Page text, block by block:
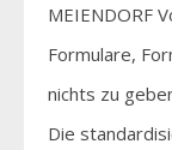
MEIENDORF
Formulare,
nichts zu
Die